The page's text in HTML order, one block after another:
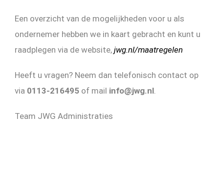
Een overzicht van de mogelijkheden voor u als
ondernemer hebben we in kaart gebracht en kunt u
raadplegen via de website, jwg.nl/maatregelen
Heeft u vragen? Neem dan telefonisch contact op
via 0113-216495 of mail info@jwg.nl.
Team JWG Administraties